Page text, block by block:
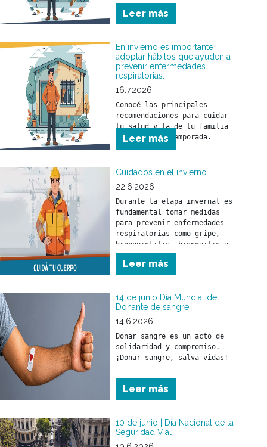
Conocé las principales
recomendaciones para cuidar
tu salud y la de tu familia
Leer más
En invierno es importante
adoptar hábitos que ayuden a
prevenir enfermedades
respiratorias.
16.7.2026
Conocé las principales
recomendaciones para cuidar
tu salud y la de tu familia
Leer más
Cuidados en el invierno
22.6.2026
Durante la etapa invernal es
fundamental tomar medidas
para prevenir enfermedades
respiratorias como gripe,
bronquiolitis, bronquitis y
neumonía. Estas pueden
afectar a toda la población
pero, fundamentalmente, a los
Leer más
14 de junio Día Mundial del
Donante de sangre
14.6.2026
Donar sangre es un acto de
solidaridad y compromiso.
¡Donar sangre, salva vidas!
Leer más
10 de junio | Día Nacional de la
Seguridad Vial